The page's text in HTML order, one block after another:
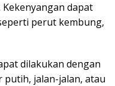
dapat
perut kembung,
dilakukan dengan
putih, jalan-jalan, atau